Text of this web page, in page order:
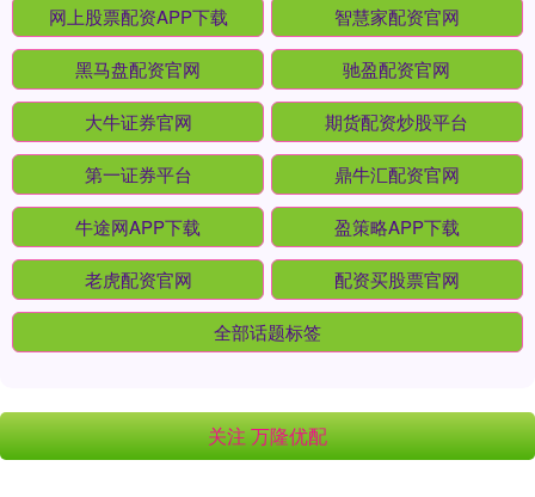
网上股票配资APP下载 智慧家配资官网
黑马盘配资官网 驰盈配资官网
大牛证券官网 期货配资炒股平台
第一证券平台 鼎牛汇配资官网
牛途网APP下载 盈策略APP下载
老虎配资官网 配资买股票官网
全部话题标签
关注 万隆优配